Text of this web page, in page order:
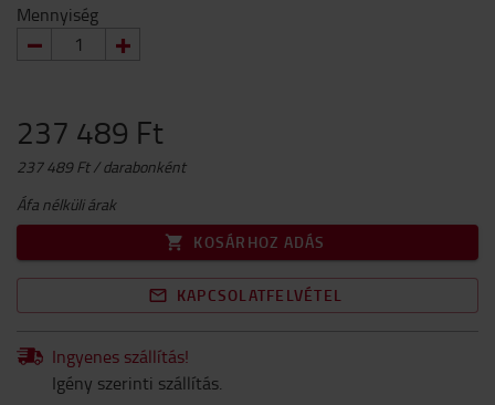
Mennyiség
237 489 Ft
237 489 Ft / darabonként
Áfa nélküli árak
KOSÁRHOZ ADÁS
KAPCSOLATFELVÉTEL
Ingyenes szállítás!
Igény szerinti szállítás.